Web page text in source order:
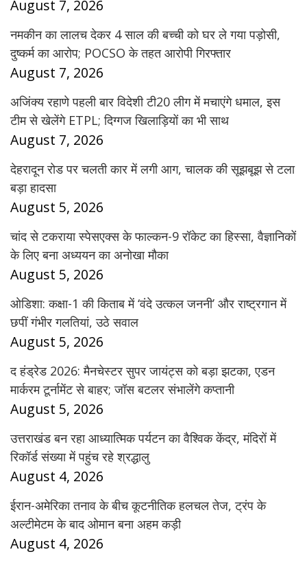
August 7, 2026
नमकीन का लालच देकर 4 साल की बच्ची को घर ले गया पड़ोसी,
दुष्कर्म का आरोप; POCSO के तहत आरोपी गिरफ्तार
August 7, 2026
अजिंक्य रहाणे पहली बार विदेशी टी20 लीग में मचाएंगे धमाल, इस
टीम से खेलेंगे ETPL; दिग्गज खिलाड़ियों का भी साथ
August 7, 2026
देहरादून रोड पर चलती कार में लगी आग, चालक की सूझबूझ से टला
बड़ा हादसा
August 5, 2026
चांद से टकराया स्पेसएक्स के फाल्कन-9 रॉकेट का हिस्सा, वैज्ञानिकों
के लिए बना अध्ययन का अनोखा मौका
August 5, 2026
ओडिशा: कक्षा-1 की किताब में ‘वंदे उत्कल जननी’ और राष्ट्रगान में
छपीं गंभीर गलतियां, उठे सवाल
August 5, 2026
द हंड्रेड 2026: मैनचेस्टर सुपर जायंट्स को बड़ा झटका, एडन
मार्करम टूर्नामेंट से बाहर; जॉस बटलर संभालेंगे कप्तानी
August 5, 2026
उत्तराखंड बन रहा आध्यात्मिक पर्यटन का वैश्विक केंद्र, मंदिरों में
रिकॉर्ड संख्या में पहुंच रहे श्रद्धालु
August 4, 2026
ईरान-अमेरिका तनाव के बीच कूटनीतिक हलचल तेज, ट्रंप के
अल्टीमेटम के बाद ओमान बना अहम कड़ी
August 4, 2026